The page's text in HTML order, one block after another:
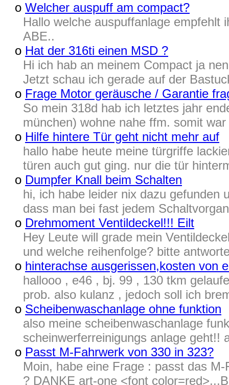
o Welcher auspuff am compact?
Hallo welche auspuffanlage
ABE..
o Hat der 316ti einen MSD ?
Hi ich hab an meinem Compact ja
Jetzt schau ich gerade auf der
o Frage Motor geräusche / Garantie
So mein 318d hab ich letztes jahr
münchen) wohne nahe ffm. somit
o Hilfe hintere Tür geht nicht mehr auf
hallo habe heute meine türgriffe
türen auch gut ging. nur die tür
o Dumpfer Knall beim Schalten
hi, ich habe leider nix dazu gefunden
dass man bei fast jedem
o Drehmoment Ventildeckel!!! Eilt
Hey Leute will grade mein
und welche reihenfolge? bitte
o hinterachse ausgerissen,kosten von
hallooo , e46 , bj. 99 , 130 tkm
prob. also kulanz , jedoch soll ich
o Scheibenwaschanlage ohne funktion
also meine scheibenwaschanlage
scheinwerferreinigungs anlage geht!!
o Passt M-Fahrwerk von 330 in 323?
Moin, habe eine Frage : passt das
? DANKE art-one <font